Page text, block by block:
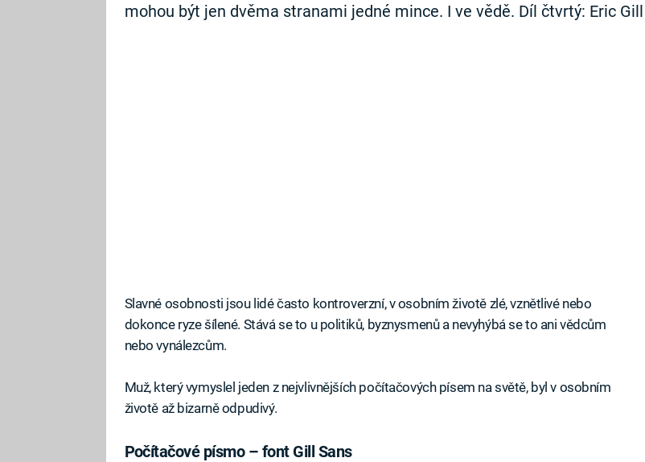
mohou být jen dvěma stranami jedné mince. I ve vědě. Díl čtvrtý: Eric Gill
Slavné osobnosti jsou lidé často kontroverzní, v osobním životě zlé, vznětlivé nebo
dokonce ryze šílené. Stává se to u politiků, byznysmenů a nevyhýbá se to ani vědcům
nebo vynálezcům.
Muž, který vymyslel jeden z nejvlivnějších počítačových písem na světě, byl v osobním
životě až bizarně odpudivý.
Počítačové písmo – font Gill Sans